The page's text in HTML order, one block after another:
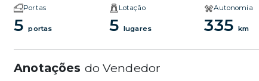
Portas
5portas
Lotação
5lugares
Autonomia
335 km
Anotações do Vendedor